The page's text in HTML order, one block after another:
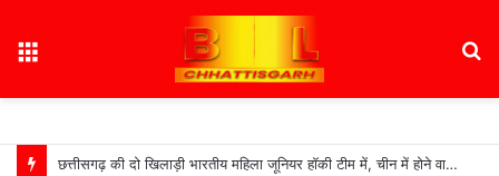
छत्तीसगढ़ की दो खिलाड़ी भारतीय महिला जूनियर हॉकी टीम में, चीन में होने वाले एशिया कप में दिखाएंगी दम….